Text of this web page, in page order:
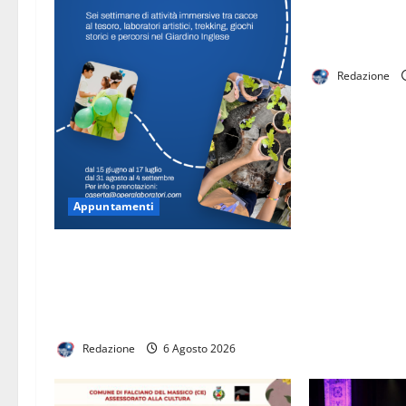
Appuntamenti
Redazione 6 Agosto 2026
Redazione